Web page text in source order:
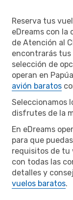
Reserva tus
eDreams con la
de Atención al
encontrarás tus
selección de
operan en
avión baratos
Seleccionamos
disfrutes de la
En eDreams
para que
requisitos de tu
con todas las
detalles y
vuelos baratos.